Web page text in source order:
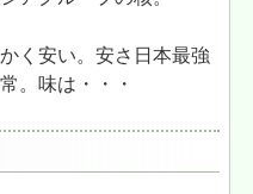
く安い。安さ日本最強
。味は・・・